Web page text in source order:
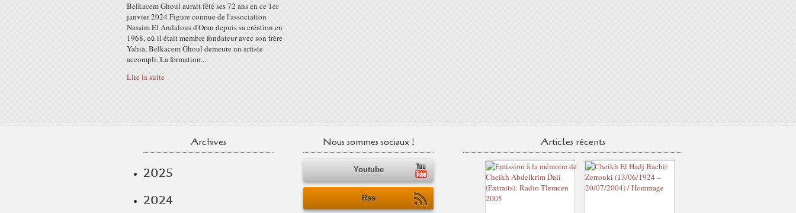
Belkacem Ghoul aurait fêté ses 72 ans en ce 1er
janvier 2024 Figure connue de l'association
Nassim El Andalous d'Oran depuis sa création en
1968, où il était membre fondateur avec son frère
Yahia, Belkacem Ghoul demeure un artiste
accompli. La formation...
Lire la suite
Archives
2025
2024
Nous sommes sociaux !
Youtube
Rss
Articles récents